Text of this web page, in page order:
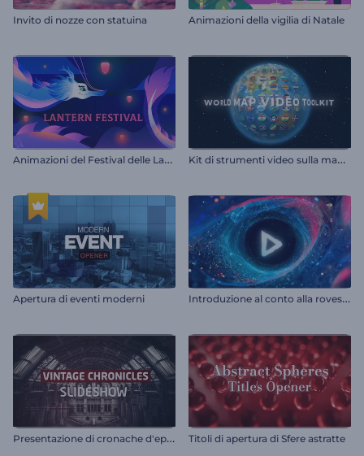
Invito di nozze con statuina Animazioni della vigilia di Natale
A
nimazioni del Festival delle Lanterne K
it di strumenti video sulla mappa del mondo
Apertura di eventi moderni I
ntroduzione al conto alla rovescia del tunnel cosmico
P
resentazione di cronache d'epoca Titoli di apertura di Sfere astratte